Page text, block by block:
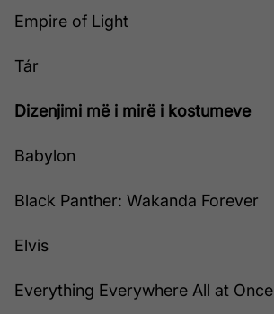
Empire of Light
Tár
Dizenjimi më i mirë i kostumeve
Babylon
Black Panther: Wakanda Forever
Elvis
Everything Everywhere All at Once